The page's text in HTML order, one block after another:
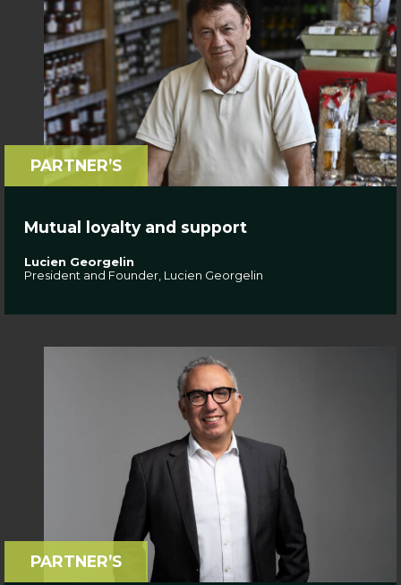
PARTNER’S
Mutual loyalty and support
Lucien Georgelin
President and Founder, Lucien Georgelin
PARTNER’S